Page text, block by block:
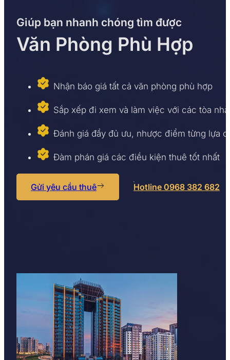
Hotline: 0968 382 682
fb.com/Timvanphong.com.vn
Địa chỉ: CIC Tower, số 2 Nguyễn Thị Duệ,
Giúp bạn nhanh chóng tìm được
Văn Phòng Phù Hợp
Nhận báo giá tất cả văn phòng phù hợp
Sắp xếp đi xem và làm việc với các tòa nhà
Đánh giá đầy đủ ưu, nhược điểm từng lựa
Đàm phán giá các điều kiện thuê tốt nhất
Gửi yêu cầu thuê Hotline 0968 382 682